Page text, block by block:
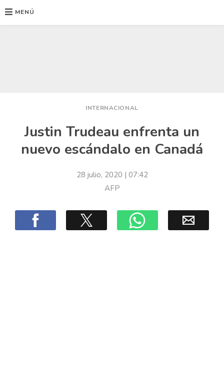
MENÚ
INTERNACIONAL
Justin Trudeau enfrenta un
nuevo escándalo en Canadá
28 julio, 2020 | 07:42
AFP